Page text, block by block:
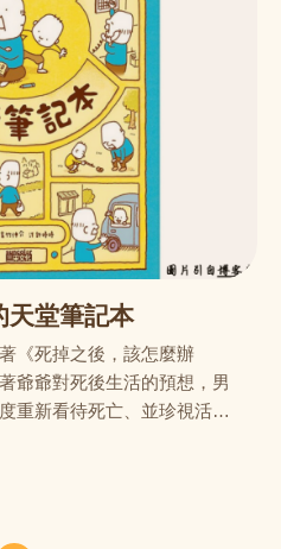
天堂筆記本
《死掉之後，該怎麼辦
爺爺對死後生活的預想，男
重新看待死亡、並珍視活著